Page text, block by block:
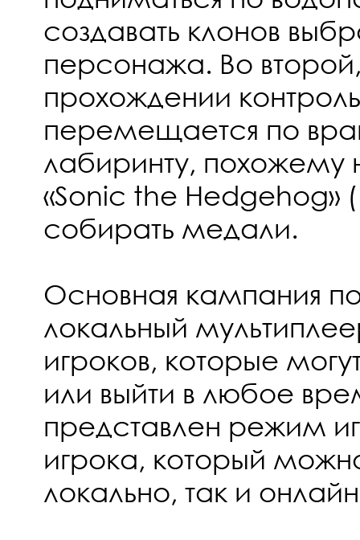
создавать клонов
персонажа. Во
прохождении
перемещается по
лабиринту, похожему
«Sonic the Hedgehog»
собирать медали.
Основная кампания
локальный
игроков, которые
или выйти в любое
представлен режим
игрока, который
локально, так и